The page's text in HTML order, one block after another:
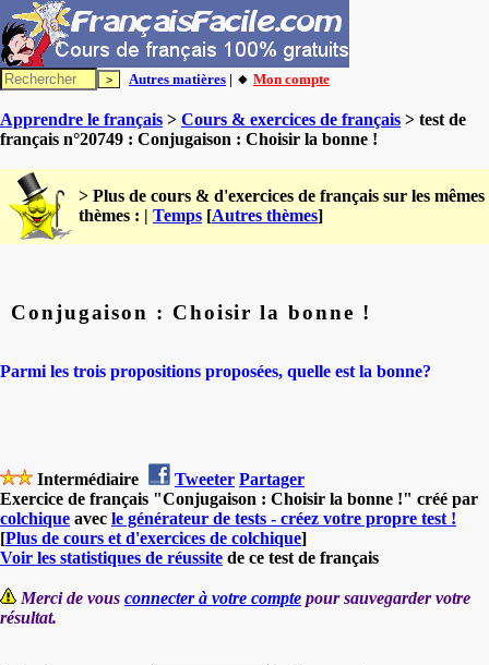
Autres matières | 🔸 Mon compte
Apprendre le français > Cours & exercices de français > test de
français n°20749 : Conjugaison : Choisir la bonne !
> Plus de cours & d'exercices de français sur les mêmes
thèmes : | Temps [Autres thèmes]
Conjugaison : Choisir la bonne !
Parmi les trois propositions proposées, quelle est la bonne?
Intermédiaire Tweeter Partager
Exercice de français "Conjugaison : Choisir la bonne !" créé par
colchique avec le générateur de tests - créez votre propre test !
[Plus de cours et d'exercices de colchique]
Voir les statistiques de réussite de ce test de français
Merci de vous connecter à votre compte pour sauvegarder votre
résultat.